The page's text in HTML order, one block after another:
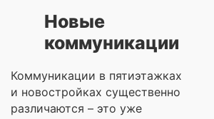
Новые
коммуникации
Коммуникации в пятиэтажках
и новостройках существенно
различаются – это уже